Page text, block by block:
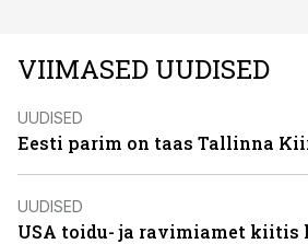
VIIMASED UUDISED
UUDISED
Eesti parim on taas Tallinna
UUDISED
USA toidu- ja ravimiamet kiitis